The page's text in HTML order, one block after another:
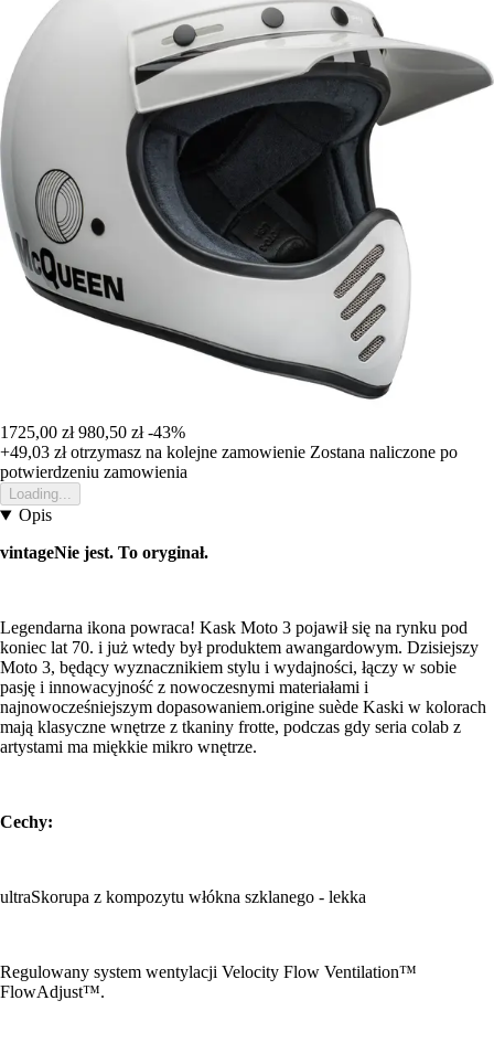
1725,00 zł 980,50 zł -43%
+49,03 złotrzymasz na kolejne zamowienie Zostana naliczone po
potwierdzeniu zamowienia
Loading...
Opis
vintageNie jest. To oryginał.
Legendarna ikona powraca! Kask Moto 3 pojawił się na rynku pod
koniec lat 70. i już wtedy był produktem awangardowym. Dzisiejszy
Moto 3, będący wyznacznikiem stylu i wydajności, łączy w sobie
pasję i innowacyjność z nowoczesnymi materiałami i
najnowocześniejszym dopasowaniem.origine suède Kaski w kolorach
mają klasyczne wnętrze z tkaniny frotte, podczas gdy seria colab z
artystami ma miękkie mikro wnętrze.
Cechy:
ultraSkorupa z kompozytu włókna szklanego - lekka
Regulowany system wentylacji Velocity Flow Ventilation™
FlowAdjust™.